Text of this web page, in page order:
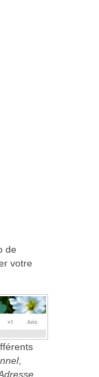
de
votre
,